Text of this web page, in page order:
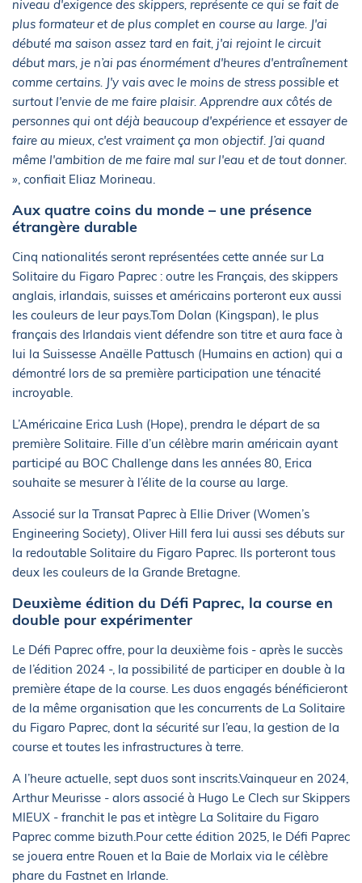
niveau d'exigence des skippers, représente ce qui se fait de
plus formateur et de plus complet en course au large. J'ai
débuté ma saison assez tard en fait, j'ai rejoint le circuit
début mars, je n’ai pas énormément d'heures d'entraînement
comme certains. J'y vais avec le moins de stress possible et
surtout l'envie de me faire plaisir. Apprendre aux côtés de
personnes qui ont déjà beaucoup d'expérience et essayer de
faire au mieux, c'est vraiment ça mon objectif. J’ai quand
même l'ambition de me faire mal sur l'eau et de tout donner.
», confiait Eliaz Morineau.
Aux quatre coins du monde – une présence
étrangère durable
Cinq nationalités seront représentées cette année sur La
Solitaire du Figaro Paprec : outre les Français, des skippers
anglais, irlandais, suisses et américains porteront eux aussi
les couleurs de leur pays.Tom Dolan (Kingspan), le plus
français des Irlandais vient défendre son titre et aura face à
lui la Suissesse Anaëlle Pattusch (Humains en action) qui a
démontré lors de sa première participation une ténacité
incroyable.
L’Américaine Erica Lush (Hope), prendra le départ de sa
première Solitaire. Fille d’un célèbre marin américain ayant
participé au BOC Challenge dans les années 80, Erica
souhaite se mesurer à l’élite de la course au large.
Associé sur la Transat Paprec à Ellie Driver (Women’s
Engineering Society), Oliver Hill fera lui aussi ses débuts sur
la redoutable Solitaire du Figaro Paprec. Ils porteront tous
deux les couleurs de la Grande Bretagne.
Deuxième édition du Défi Paprec, la course en
double pour expérimenter
Le Défi Paprec offre, pour la deuxième fois - après le succès
de l’édition 2024 -, la possibilité de participer en double à la
première étape de la course. Les duos engagés bénéficieront
de la même organisation que les concurrents de La Solitaire
du Figaro Paprec, dont la sécurité sur l’eau, la gestion de la
course et toutes les infrastructures à terre.
A l’heure actuelle, sept duos sont inscrits.Vainqueur en 2024,
Arthur Meurisse - alors associé à Hugo Le Clech sur Skippers
MIEUX - franchit le pas et intègre La Solitaire du Figaro
Paprec comme bizuth.Pour cette édition 2025, le Défi Paprec
se jouera entre Rouen et la Baie de Morlaix via le célèbre
phare du Fastnet en Irlande.